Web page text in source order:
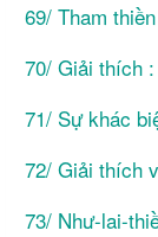
69/ Tham
70/ Giải thích
71/ Sự khác
72/ Giải thích
73/ Như-lai-